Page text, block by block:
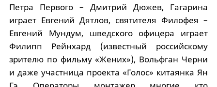
Петра Первого – Дмитрий Дюжев, Гагарина
играет Евгений Дятлов, святителя Филофея –
Евгений Мундум, шведского офицера играет
Филипп Рейнхард (известный российскому
зрителю по фильму «Жених»), Вольфган Черни
и даже участница проекта «Голос» китаянка Ян